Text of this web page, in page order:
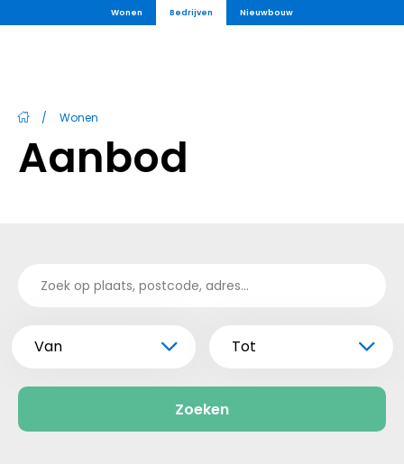
Wonen Bedrijven Nieuwbouw
/ Wonen
Aanbod
Van Tot
Zoeken